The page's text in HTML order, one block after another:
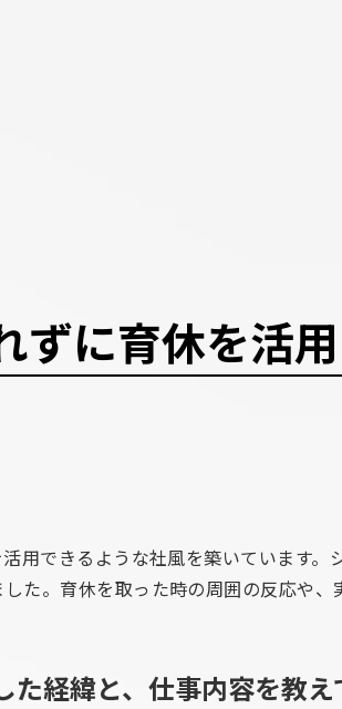
ずに育休を活
用できるような社風を築いています
た。育休を取った時の周囲の反応や
経緯と、仕事内容を教え